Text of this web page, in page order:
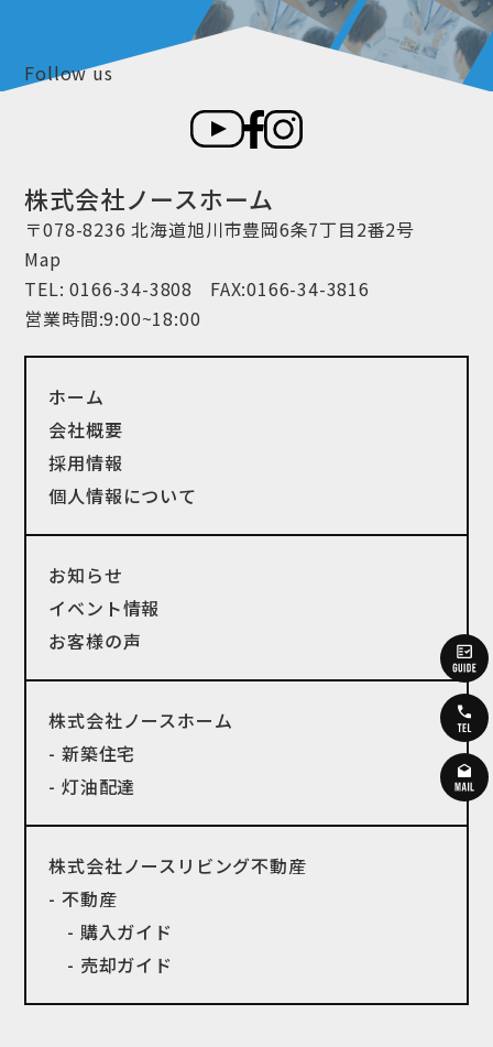
Follow us
ホーム
会社概要
採用情報
個人情報について
お知らせ
イベント情報
お客様の声
株式会社ノースホーム
- 新築住宅
- 灯油配達
株式会社ノースリビング不動産
- 不動産
- 購入ガイド
- 売却ガイド
株式会社ノースホーム
〒078-8236 北海道旭川市豊岡6条7丁目2番2号
Map
TEL:0166-34-3808
FAX:0166-34-3816
営業時間:9:00~18:00